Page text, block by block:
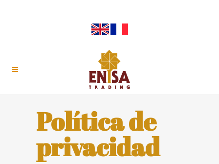
Política de
privacidad